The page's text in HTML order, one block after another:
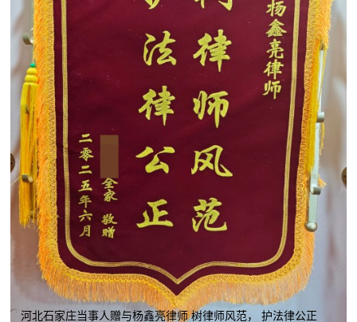
河北石家庄当事人赠与杨鑫亮律师 树律师风范， 护法律公正